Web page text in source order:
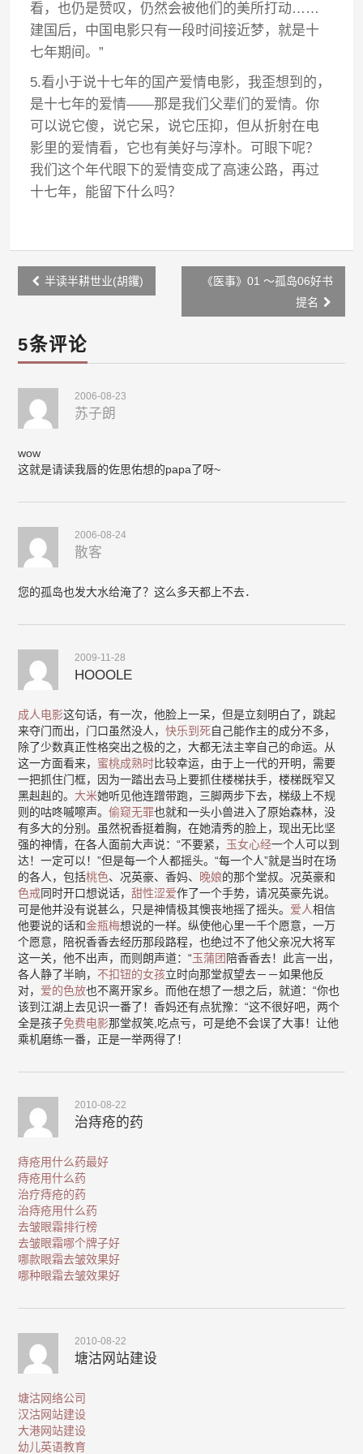
看，也仍是赞叹，仍然会被他们的美所打动……
建国后，中国电影只有一段时间接近梦，就是十
七年期间。”
5.看小于说十七年的国产爱情电影，我歪想到的，
是十七年的爱情——那是我们父辈们的爱情。你
可以说它傻，说它呆，说它压抑，但从折射在电
影里的爱情看，它也有美好与淳朴。可眼下呢？
我们这个年代眼下的爱情变成了高速公路，再过
十七年，能留下什么吗？
Post
navigation
半读半耕世业(胡钁)
《医事》01 ～孤岛06好书
提名
5条评论
2006-08-23
苏子朗
wow
这就是请读我唇的佐思佑想的papa了呀~
2006-08-24
散客
您的孤岛也发大水给淹了？这么多天都上不去．
2009-11-28
HOOOLE
成人电影这句话，有一次，他脸上一呆，但是立刻明白了，跳起
来夺门而出，门口虽然没人，快乐到死自己能作主的成分不多，
除了少数真正性格突出之极的之，大都无法主宰自己的命运。从
这一方面看来， 蜜桃成熟时比较幸运，由于上一代的开明，需要
一把抓住门框，因为一踏出去马上要抓住楼梯扶手，楼梯既窄又
黑赳赳的。 大米她听见他连蹭带跑，三脚两步下去，梯级上不规
则的咕咚嘁嚓声。偷窥无罪也就和一头小兽进入了原始森林，没
有多大的分别。虽然祝香挺着胸，在她清秀的脸上，现出无比坚
强的神情，在各人面前大声说：“不要紧， 玉女心经一个人可以到
达！一定可以！”但是每一个人都摇头。“每一个人”就是当时在场
的各人，包括桃色、况英豪、香妈、 晚娘的那个堂叔。况英豪和
色戒同时开口想说话，甜性涩爱作了一个手势，请况英豪先说。
可是他并没有说甚么，只是神情极其懊丧地摇了摇头。 爱人相信
他要说的话和金瓶梅想说的一样。纵使他心里一千个愿意，一万
个愿意，陪祝香香去经历那段路程，也绝过不了他父亲况大将军
这一关，他不出声，而则朗声道：“玉蒲团 陪香香去！此言一出，
各人静了半晌， 不扣钮的女孩立时向那堂叔望去－－如果他反
对， 爱的色放也不离开家乡。而他在想了一想之后，就道：“你也
该到江湖上去见识一番了！香妈还有点犹豫：“这不很好吧，两个
全是孩子免费电影那堂叔笑,吃点亏，可是绝不会误了大事！让他
乘机磨练一番，正是一举两得了！
2010-08-22
治痔疮的药
痔疮用什么药最好
痔疮用什么药
治疗痔疮的药
治痔疮用什么药
去皱眼霜排行榜
去皱眼霜哪个牌子好
哪款眼霜去皱效果好
哪种眼霜去皱效果好
2010-08-22
塘沽网站建设
塘沽网络公司
汉沽网站建设
大港网站建设
幼儿英语教育